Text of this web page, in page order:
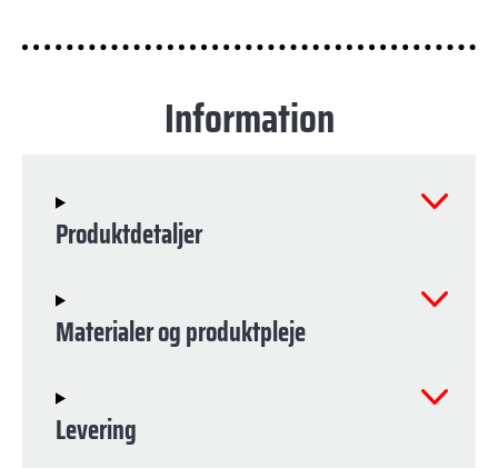
Information
Produktdetaljer
Materialer og produktpleje
Levering